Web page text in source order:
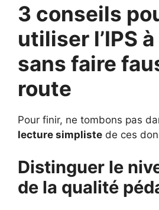
3 conseils
utiliser l’IPS
sans faire
route
Pour finir, ne tombons pas
lecture simpliste de ces
Distinguer le
de la qualité